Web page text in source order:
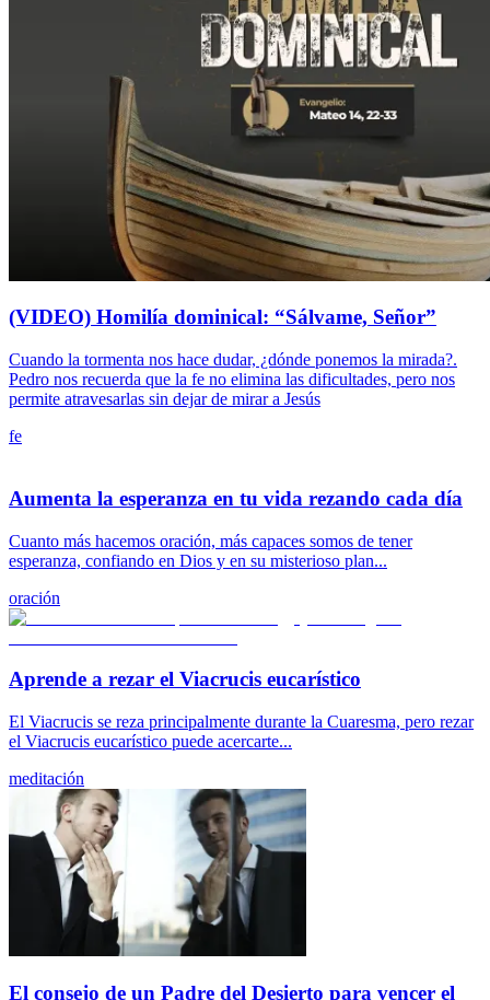
(VIDEO) Homilía dominical: “Sálvame, Señor”
Cuando la tormenta nos hace dudar, ¿dónde ponemos la mirada?.
Pedro nos recuerda que la fe no elimina las dificultades, pero nos
permite atravesarlas sin dejar de mirar a Jesús
fe
Aumenta la esperanza en tu vida rezando cada día
Cuanto más hacemos oración, más capaces somos de tener
esperanza, confiando en Dios y en su misterioso plan...
oración
Aprende a rezar el Viacrucis eucarístico
El Viacrucis se reza principalmente durante la Cuaresma, pero rezar
el Viacrucis eucarístico puede acercarte...
meditación
El consejo de un Padre del Desierto para vencer el